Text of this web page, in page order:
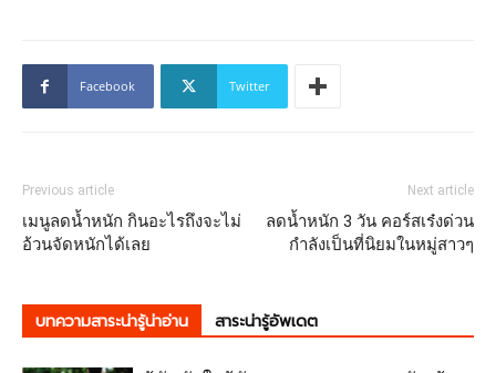
Facebook Twitter
Previous article
เมนูลดน้ำหนัก กินอะไรถึงจะไม่
อ้วนจัดหนักได้เลย
Next article
ลดน้ำหนัก 3 วัน คอร์สเร๋งด่วน
กำลังเป็นที่นิยมในหมู่สาวๆ
บทความสาระน่ารู้น่าอ่าน สาระน่ารู้อัพเดต